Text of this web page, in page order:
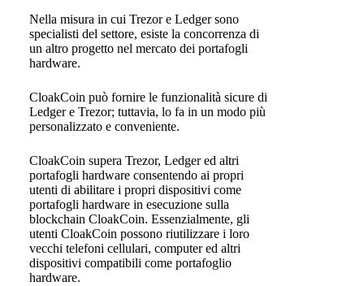
Nella misura in cui Trezor e Ledger sono
specialisti del settore, esiste la concorrenza di
un altro progetto nel mercato dei portafogli
hardware.
CloakCoin può fornire le funzionalità sicure di
Ledger e Trezor; tuttavia, lo fa in un modo più
personalizzato e conveniente.
CloakCoin supera Trezor, Ledger ed altri
portafogli hardware consentendo ai propri
utenti di abilitare i propri dispositivi come
portafogli hardware in esecuzione sulla
blockchain CloakCoin. Essenzialmente, gli
utenti CloakCoin possono riutilizzare i loro
vecchi telefoni cellulari, computer ed altri
dispositivi compatibili come portafoglio
hardware.